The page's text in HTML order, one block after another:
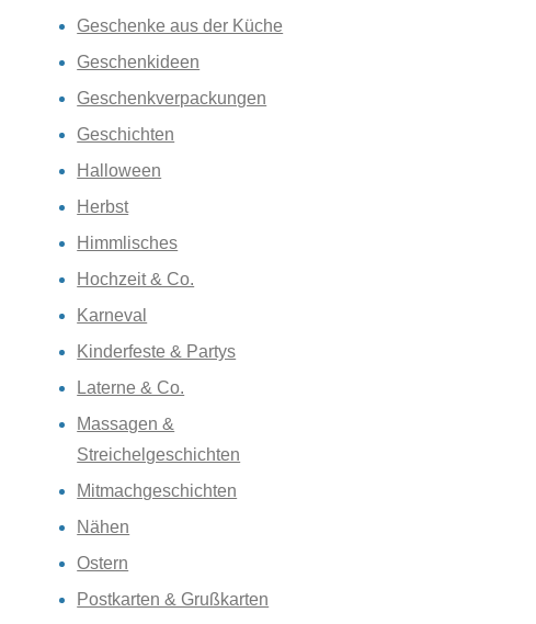
Geschenke aus der Küche
Geschenkideen
Geschenkverpackungen
Geschichten
Halloween
Herbst
Himmlisches
Hochzeit & Co.
Karneval
Kinderfeste & Partys
Laterne & Co.
Massagen &
Streichelgeschichten
Mitmachgeschichten
Nähen
Ostern
Postkarten & Grußkarten